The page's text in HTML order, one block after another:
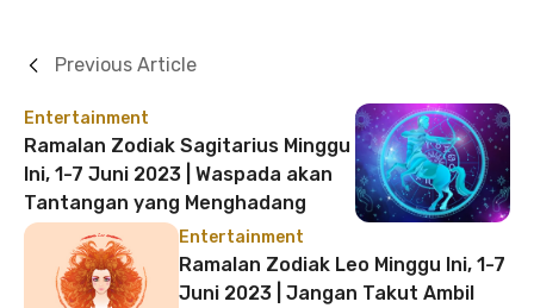
Entertainment
Ramalan Zodiak Sagitarius Minggu
Ini, 1-7 Juni 2023 | Waspada akan
Tantangan yang Menghadang
Previous Article
Entertainment
Ramalan Zodiak Leo Minggu Ini, 1-7
Juni 2023 | Jangan Takut Ambil